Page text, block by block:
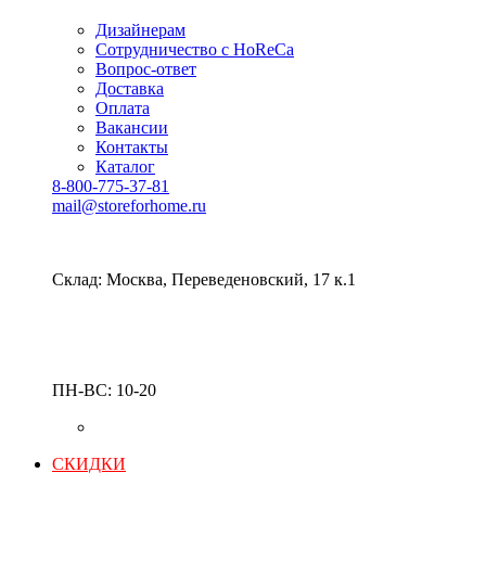
Дизайнерам
Сотрудничество с HoReCa
Вопрос-ответ
Доставка
Оплата
Вакансии
Контакты
Каталог
8-800-775-37-81
mail@storeforhome.ru
Склад: Москва, Переведеновский, 17 к.1
ПН-ВС: 10-20
СКИДКИ